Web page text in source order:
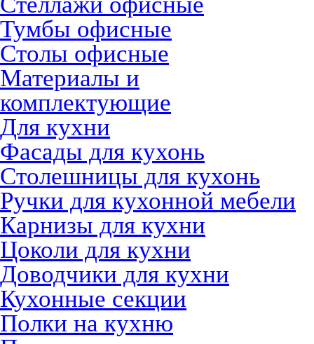
Тумбы офисные
Столы офисные
Материалы и
комплектующие
Для кухни
Фасады для кухонь
Столешницы для кухонь
Ручки для кухонной мебели
Карнизы для кухни
Цоколи для кухни
Доводчики для кухни
Кухонные секции
Полки на кухню